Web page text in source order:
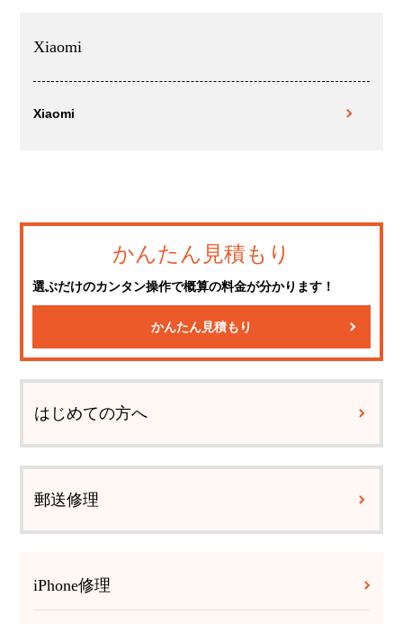
Xiaomi
Xiaomi
かんたん見積もり
選ぶだけのカンタン操作で概算の料金が分かります！
かんたん見積もり
はじめての方へ
郵送修理
iPhone修理